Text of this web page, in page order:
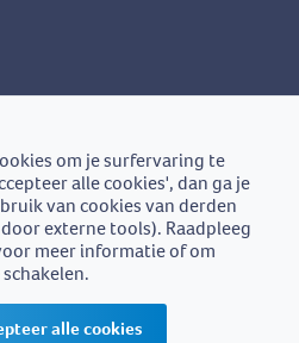
Schrijf je in
om je surfervaring te
alle cookies', dan ga je
van cookies van derden
externe tools). Raadpleeg
meer informatie of om
alle cookies